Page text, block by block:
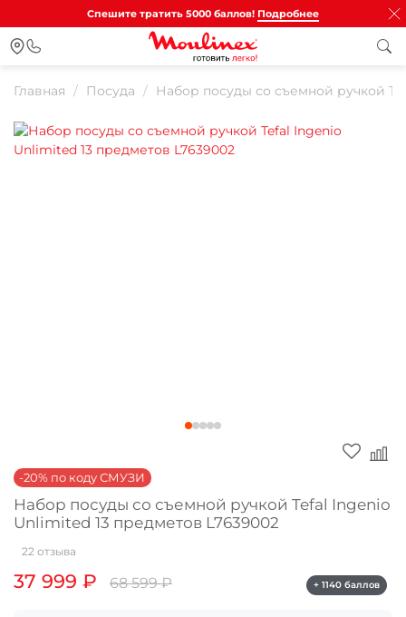
Спешите тратить 5000 баллов! Подробнее
Главная Посуда Набор посуды со съемной ручкой
-20% по коду СМУЗИ
Набор посуды со съемной ручкой Tefal Ingenio
Unlimited 13 предметов L7639002
22 отзыва
37 999 ₽ 68 599 ₽ + 1140 баллов
Для клиентов всех банков
Разбейте
% картой
любого банка
Получайте товар
выбранный способом